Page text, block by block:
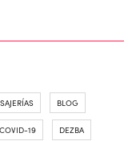
BLOG
COVID-19 DEZBA